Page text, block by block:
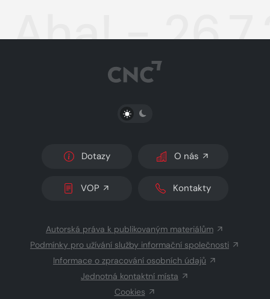
Aha! -
PŘEPNOUT SVĚTLÝ/TMAVÝ REŽIM
Dotazy O nás
VOP Kontakty
Autorská práva k publikovaným materiálům
Podmínky pro užívání služby informační společnosti
Informace o zpracování osobních údajů
Jednotná kontaktní místa
Cookies